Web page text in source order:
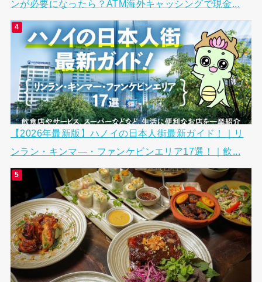
ンが必要になったら？ATM海外キャッシングで現金...
【2026年最新版】ハノイの日本人街最新ガイド！｜リ
ンラン・キンマ―・ファンケビンエリア17選！｜飲...